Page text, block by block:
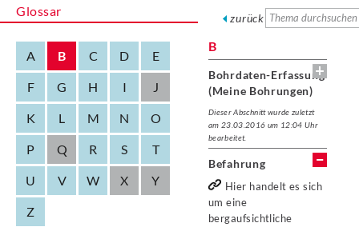
Glossar
A B C D E
F G H I J
K L M N O
P Q R S T
U V W X Y
Z
zurück
B
Bohrdaten-Erfassung
(Meine Bohrungen)
Dieser Abschnitt wurde zuletzt
am 23.03.2016 um 12:04 Uhr
bearbeitet.
Befahrung
Hier handelt es sich
um eine
bergaufsichtliche